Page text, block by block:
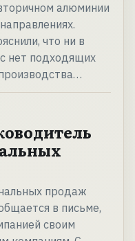
алюминии
что ни в
нет подходящих
продаж
в письме,
своим